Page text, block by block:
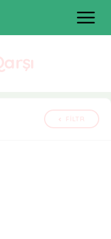
FILTR